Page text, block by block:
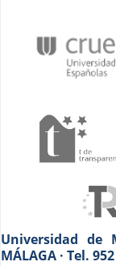
Universidad de
MÁLAGA · Tel.